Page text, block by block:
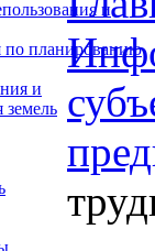
и
по планированию
и
земель